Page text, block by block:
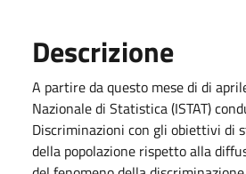
Descrizione
A partire da questo mese di di
Nazionale di Statistica (ISTAT)
Discriminazioni con gli obiettivi di
della popolazione rispetto alla